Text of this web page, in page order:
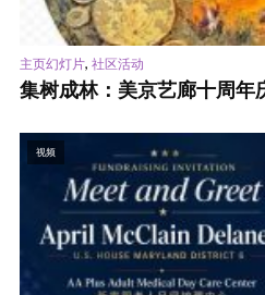
主页幻灯片, 社区活动
集树成林：美京艺廊十周年
视频